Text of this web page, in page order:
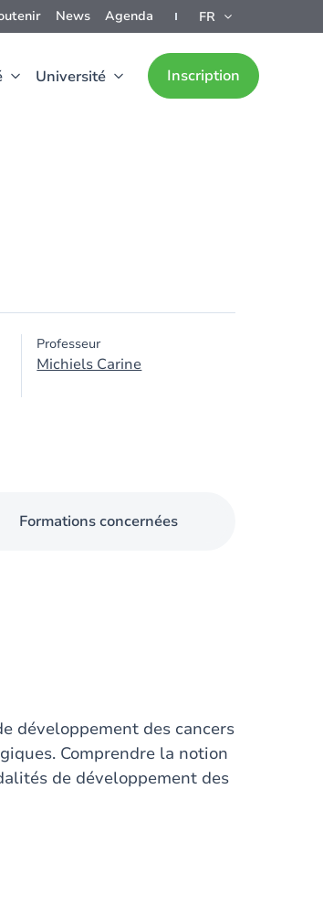
News Agenda FR
Université Inscription
Professeur
Michiels Carine
Formations concernées
développement des cancers
Comprendre la notion
de développement des